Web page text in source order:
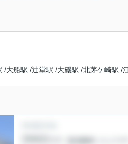
/大船駅 /辻堂駅 /大磯駅 /北茅ケ崎駅 /